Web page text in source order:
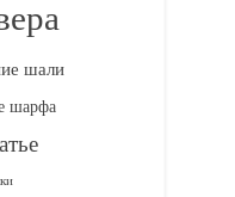
шали
шарфа